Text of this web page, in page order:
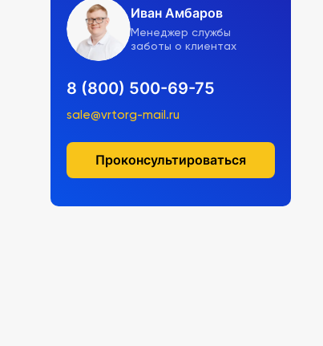
Иван Амбаров
Менеджер службы
заботы о клиентах
8 (800) 500-69-75
sale@vrtorg-mail.ru
Проконсультироваться